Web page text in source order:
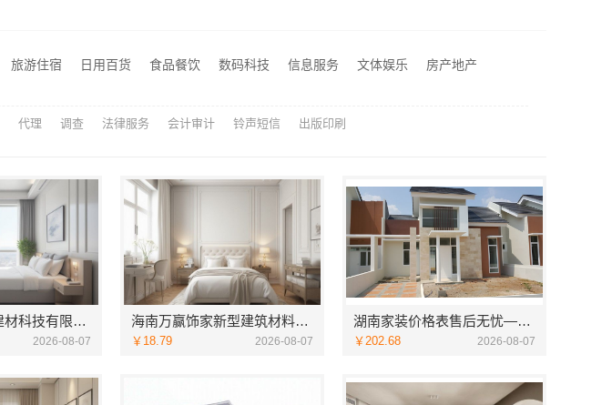
推荐 苏州一站式家装施工团队毛坯房认准苏州百年豪庭新材料有限公司
旅游住宿 日用百货 食品餐饮 数码科技 信息服务 文体娱乐
房产地产
代理 调查 法律服务 会计审计 铃声短信 出版印刷
宁波雅美和居建材科技有限公司匠心施工家装施工对接渠道
2026-08-07
海南万赢饰家新型建筑材料有限公司乡村自建门窗焕新
￥18.79 2026-08-07
湖南家装价格表售后无忧——创益讯建筑让您装修更省心
￥202.68 2026-08-07